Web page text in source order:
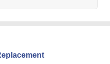
ル AI副業にもコンテンツ作成
ー、ブラック、16GB、広告な